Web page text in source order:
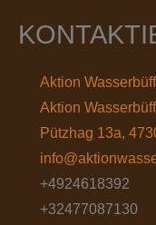
Aktion
Aktion
Pützhag 13a,
+4924618392
+32477087130